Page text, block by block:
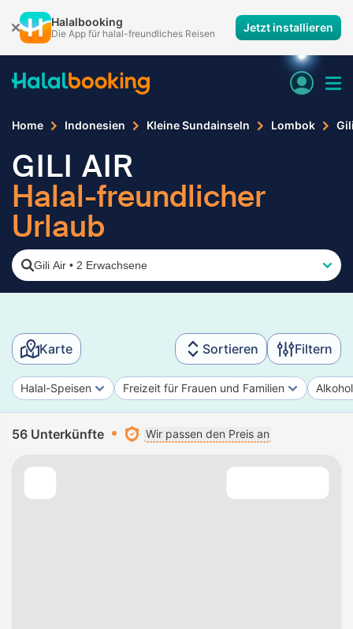
Halalbooking
Die App für halal-freundliches Reisen Jetzt installieren
Home Indonesien Kleine Sundainseln Lombok
GILI AIR
Halal-freundlicher
Urlaub
Gili Air • 2 Erwachsene
Karte Sortieren Filtern
Halal-Speisen Freizeit für Frauen und Familien
56 Unterkünfte Wir passen den Preis an